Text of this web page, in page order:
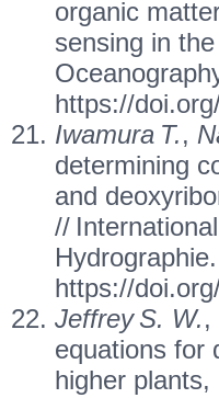
organic
sensing in
https://
Iwamura T.,
determining
and
//
https://
Jeffrey S. W.,
equations for
higher